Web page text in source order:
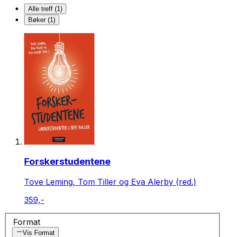
Alle treff (1)
Bøker (1)
Forskerstudentene
Tove Leming, Tom Tiller og Eva Alerby (red.)
359,-
Format
Vis Format